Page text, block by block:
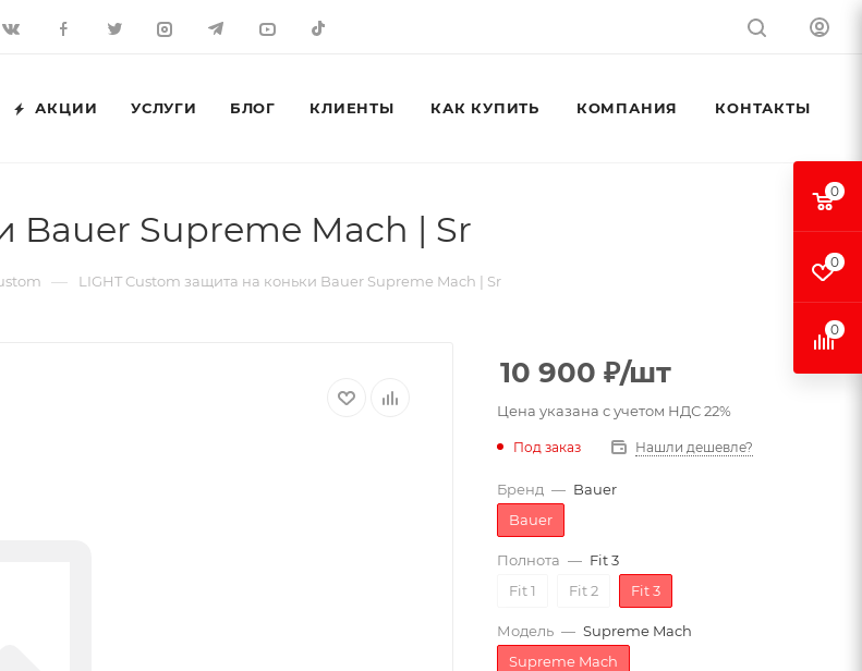
АКЦИИ УСЛУГИ БЛОГ КЛИЕНТЫ КАК КУПИТЬ КОМПАНИЯ КОНТАКТЫ
Bauer Supreme Mach | Sr
— LIGHT Custom защита на коньки Bauer Supreme Mach | Sr
10 900 ₽/шт
Цена указана с учетом НДС 22%
Под заказ Нашли дешевле?
Бренд — Bauer
Bauer
Полнота — Fit 3
Fit 1
Fit 2 Fit 3
Модель — Supreme Mach
Supreme Mach
0
0
0